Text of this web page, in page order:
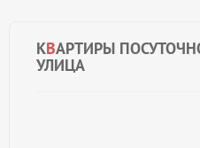
КВАРТИРЫ
УЛИЦА